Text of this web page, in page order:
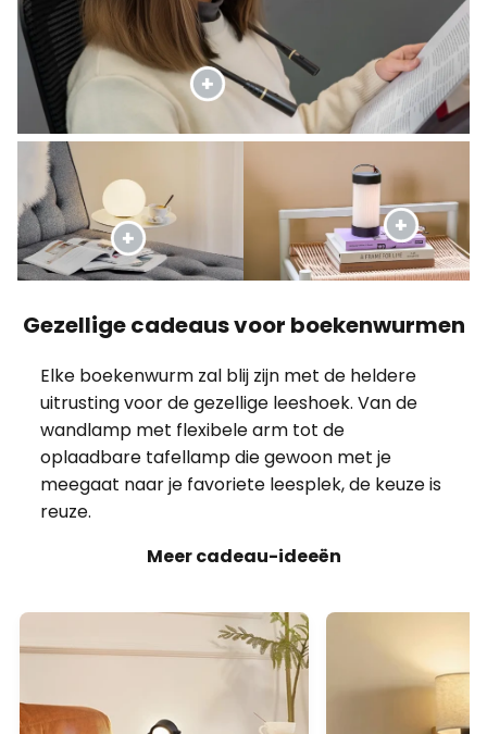
Gezellige cadeaus voor boekenwurmen
Elke boekenwurm zal blij zijn met de heldere
uitrusting voor de gezellige leeshoek. Van de
wandlamp met flexibele arm tot de
oplaadbare tafellamp die gewoon met je
meegaat naar je favoriete leesplek, de keuze is
reuze.
Meer cadeau-ideeën